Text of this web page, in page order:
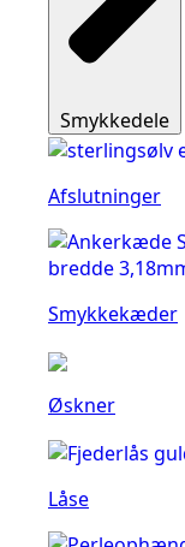
Smykkedele
Afslutninger
Smykkekæder
Øskner
Låse